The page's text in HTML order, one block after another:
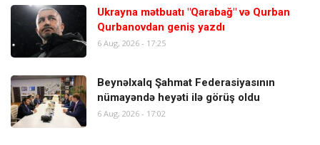
Ukrayna mətbuatı "Qarabağ" və Qurban
Qurbanovdan geniş yazdı
6 Aug, 2026 - 17:25
Beynəlxalq Şahmat Federasiyasının
nümayəndə heyəti ilə görüş oldu
6 Aug, 2026 - 17:02